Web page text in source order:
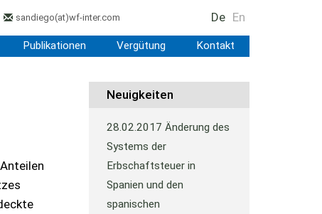
sandiego(at)wf-inter.com De En
Publikationen Vergütung Kontakt
Neuigkeiten
28.02.2017Änderung des
Systems der
Erbschaftsteuer in
Spanien und den
spanischen